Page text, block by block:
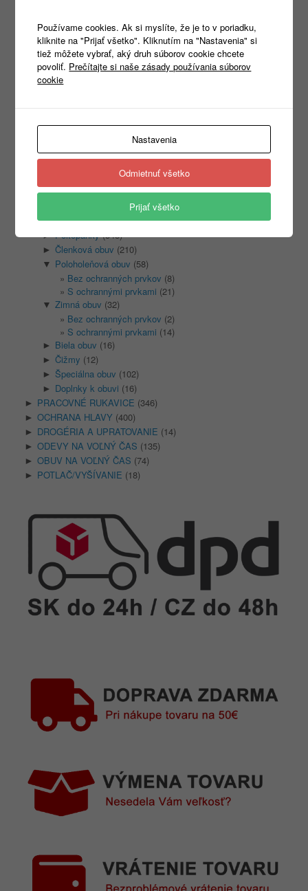
Products
search
Nezaradené
REKLAMNÝ TEXTIL(465)
PRACOVNÉ ODEVY(1333)
(1315)
► Sandale(128)
► Poltopánky(348)
► Členková obuv (210)
▼ Poloholeňová obuv (58)
Bez ochranných prvkov (8)
S ochrannými prvkami (21)
▼ Zimná obuv (32)
Bez ochranných prvkov (2)
S ochrannými prvkami (14)
► Biela obuv (16)
► Čižmy (12)
► Špeciálna obuv (102)
► Doplnky k obuvi (16)
► PRACOVNÉ RUKAVICE (346)
► OCHRANA HLAVY (400)
► DROGÉRIA A UPRATOVANIE (14)
► ODEVY NA VOĽNÝ ČAS (135)
► OBUV NA VOĽNÝ ČAS (74)
► POTLAČ/VYŠÍVANIE (18)
Používame cookies. Ak si myslíte, že je to v poriadku,
kliknite na "Prijať všetko". Kliknutím na "Nastavenia" si
tiež môžete vybrať, aký druh súborov cookie chcete
povoliť. Prečítajte si naše zásady používania súborov
cookie
Nastavenia
Odmietnuť všetko
Prijať všetko